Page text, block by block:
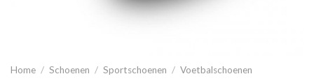
Home / Schoenen / Sportschoenen / Voetbalschoenen